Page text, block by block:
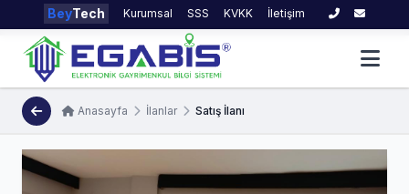
BeyTech Kurumsal SSS KVKK İletişim
Anasayfa İlanlar Satış İlanı